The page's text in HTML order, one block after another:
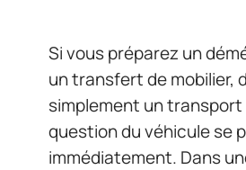
Si vous préparez un
un transfert de mobilier,
simplement un
question du véhicule se
immédiatement. Dans